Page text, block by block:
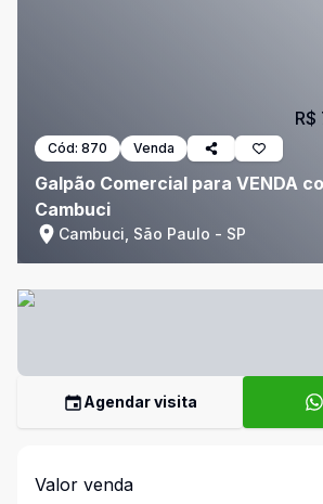
Cód: 870 Venda
Galpão Comercial para VENDA
Cambuci
Cambuci, São Paulo - SP
Agendar visita
Valor venda